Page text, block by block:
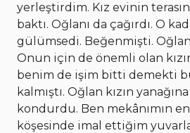
yerleştirdim. Kız evinin
baktı. Oğlanı da çağırdı. O
gülümsedi. Beğenmişti.
Onun için de önemli olan
benim de işim bitti demekti
kalmıştı. Oğlan kızın
kondurdu. Ben mekânımın
köşesinde imal ettiğim